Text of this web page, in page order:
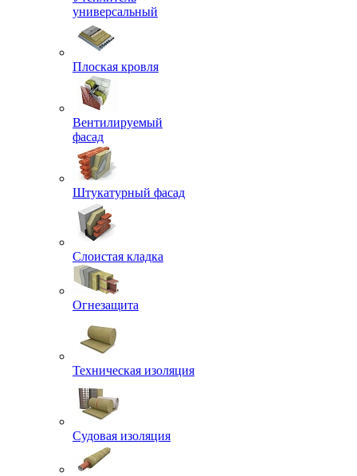
универсальный
Плоская кровля
Вентилируемый
фасад
Штукатурный фасад
Слоистая кладка
Огнезащита
Техническая изоляция
Судовая изоляция